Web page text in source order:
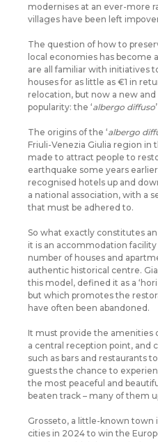
modernises at an ever-more
villages have been left
The question of how to
local economies has become
are all familiar with initiatives
houses for as little as €1 in
relocation, but now a new
popularity: the ‘albergo diffuso
The origins of the ‘albergo
Friuli-Venezia Giulia region in
made to attract people to
earthquake some years
recognised hotels up and
a national association, with a
that must be adhered to.
So what exactly constitutes an
it is an accommodation
number of houses and
authentic historical centre.
this model, defined it as a
but which promotes the
have often been abandoned.
It must provide the amenities
a central reception point, and
such as bars and restaurants
guests the chance to
the most peaceful and
beaten track – many of them
Grosseto, a little-known town
cities in 2024 to win the